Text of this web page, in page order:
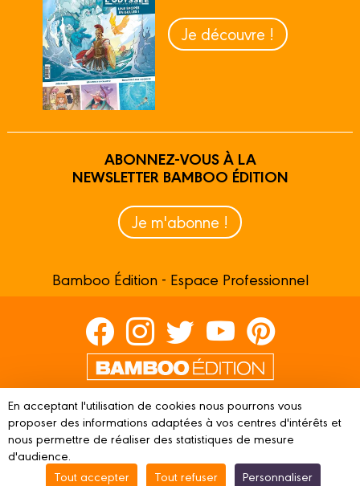
Je découvre !
ABONNEZ-VOUS À LA
NEWSLETTER BAMBOO ÉDITION
Je m'abonne !
Bamboo Édition - Espace Professionnel
Contactez-nous
Devenir partenaire
© 2023 BAMBOO ÉDITION Mentions légales Conditions
En acceptant l'utilisation de cookies nous pourrons vous
proposer des informations adaptées à vos centres d'intérêts et
nous permettre de réaliser des statistiques de mesure
d'audience.
Tout accepter
Tout refuser Personnaliser